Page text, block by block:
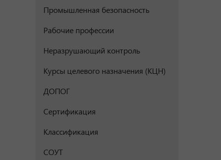
Промышленная безопасность
Рабочие профессии
Неразрушающий контроль
Курсы целевого назначения (КЦН)
ДОПОГ
Сертификация
Классификация
СОУТ